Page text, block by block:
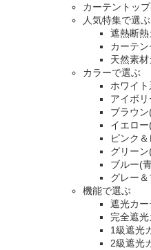
カーテントッ
人気特集で選ぶ
遮熱断
カーテン
天然素
カラーで選ぶ
ホワイ
アイボ
ブラウ
イエロ
ピンク
グリー
ブルー(
グレー
機能で選ぶ
遮光カー
完全遮
1級遮光
2級遮光